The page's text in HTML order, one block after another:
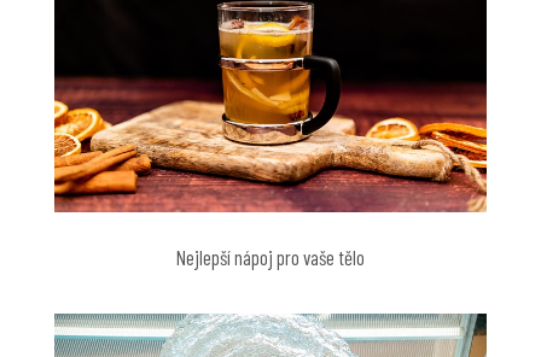
Nejlepší nápoj pro vaše tělo